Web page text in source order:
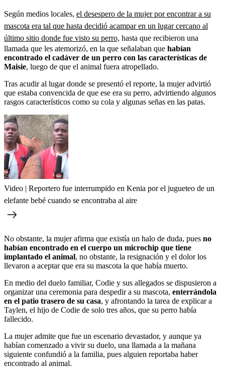
Según medios locales, el desespero de la mujer por encontrar a su
mascota era tal que hasta decidió acampar en un lugar cercano al
último sitio donde fue visto su perro, hasta que recibieron una
llamada que les atemorizó, en la que señalaban que habían
encontrado el cadáver de un perro con las características de
Maisie, luego de que el animal fuera atropellado.
Tras acudir al lugar donde se presentó el reporte, la mujer advirtió
que estaba convencida de que ese era su perro, advirtiendo algunos
rasgos característicos como su cola y algunas señas en las patas.
Video | Reportero fue interrumpido en Kenia por el jugueteo de un
elefante bebé cuando se encontraba al aire
No obstante, la mujer afirma que existía un halo de duda, pues no
habían encontrado en el cuerpo un microchip que tiene
implantado el animal, no obstante, la resignación y el dolor los
llevaron a aceptar que era su mascota la que había muerto.
En medio del duelo familiar, Codie y sus allegados se dispusieron a
organizar una ceremonia para despedir a su mascota, enterrándola
en el patio trasero de su casa, y afrontando la tarea de explicar a
Taylen, el hijo de Codie de solo tres años, que su perro había
fallecido.
La mujer admite que fue un escenario devastador, y aunque ya
habían comenzado a vivir su duelo, una llamada a la mañana
siguiente confundió a la familia, pues alguien reportaba haber
encontrado al animal.